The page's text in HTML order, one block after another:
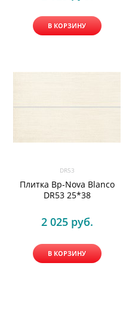
В КОРЗИНУ
DR53
Плитка Bp-Nova Blanco
DR53 25*38
2 025 руб.
В КОРЗИНУ